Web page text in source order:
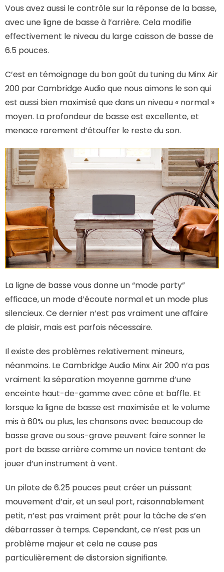
Vous avez aussi le contrôle sur la réponse de la basse,
avec une ligne de basse à l’arrière. Cela modifie
effectivement le niveau du large caisson de basse de
6.5 pouces.
C’est en témoignage du bon goût du tuning du Minx Air
200 par Cambridge Audio que nous aimons le son qui
est aussi bien maximisé que dans un niveau « normal »
moyen. La profondeur de basse est excellente, et
menace rarement d’étouffer le reste du son.
La ligne de basse vous donne un “mode party”
efficace, un mode d’écoute normal et un mode plus
silencieux. Ce dernier n’est pas vraiment une affaire
de plaisir, mais est parfois nécessaire.
Il existe des problèmes relativement mineurs,
néanmoins. Le Cambridge Audio Minx Air 200 n’a pas
vraiment la séparation moyenne gamme d’une
enceinte haut-de-gamme avec cône et baffle. Et
lorsque la ligne de basse est maximisée et le volume
mis à 60% ou plus, les chansons avec beaucoup de
basse grave ou sous-grave peuvent faire sonner le
port de basse arrière comme un novice tentant de
jouer d’un instrument à vent.
Un pilote de 6.25 pouces peut créer un puissant
mouvement d’air, et un seul port, raisonnablement
petit, n’est pas vraiment prêt pour la tâche de s’en
débarrasser à temps. Cependant, ce n’est pas un
problème majeur et cela ne cause pas
particulièrement de distorsion signifiante.